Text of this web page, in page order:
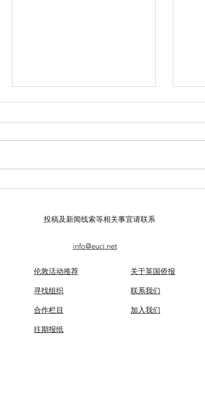
投稿及新闻线索等相关事宜请联系
info@eucj.net
伦敦活动推荐
​寻找组织
合作栏目
​往期报纸
关于英国侨报
联系我们
​加入我们